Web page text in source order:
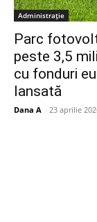
Administrație
Parc
peste 3,5
cu fonduri
lansată
Dana A - 23 aprilie